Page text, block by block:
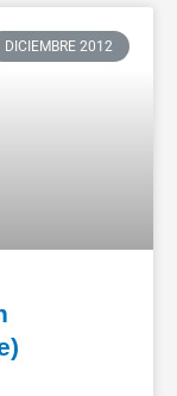
DICIEMBRE 2012